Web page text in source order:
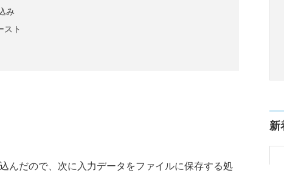
み
スト
んだので、次に入力データをファイルに保存する処
新